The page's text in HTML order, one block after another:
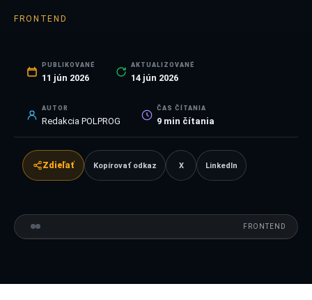
FRONTEND
PUBLIKOVANÉ
11 jún 2026
AKTUALIZOVANÉ
14 jún 2026
AUTOR
Redakcia POLPROG
ČAS ČÍTANIA
9 min čítania
Zdieľať Kopírovať odkaz X LinkedIn
FRONTEND
VS